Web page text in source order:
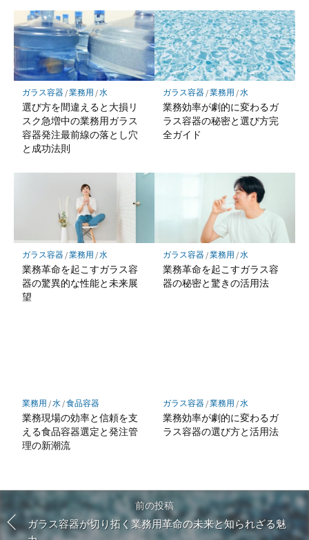
ガラス容器/業務用 /水
選び方を間違えると大損リ
スク急増中の業務用ガラス
容器発注最前線の落とし穴
と成功法則
ガラス容器/業務用 /水
業務効率が劇的に変わるガ
ラス容器の秘密と選び方完
全ガイド
ガラス容器/業務用 /水
業務革命を起こすガラス容
器の驚異的な性能と未来展
望
ガラス容器/業務用 /水
業務革命を起こすガラス容
器の秘密と驚きの活用法
業務用 /水 /食品容器
業務現場の効率と信頼を支
える食品容器選定と発注管
理の新潮流
ガラス容器/業務用 /水
業務効率が劇的に変わるガ
ラス容器の選び方と活用法
前の投稿
ガラス容器が切り拓く業務用革命の未来と知られざる魅